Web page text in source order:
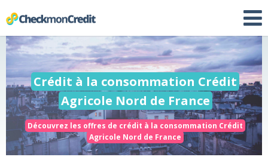
Crédit à la consommation Crédit
Agricole Nord de France
Découvrez les offres de crédit à la consommation Crédit
Agricole Nord de France